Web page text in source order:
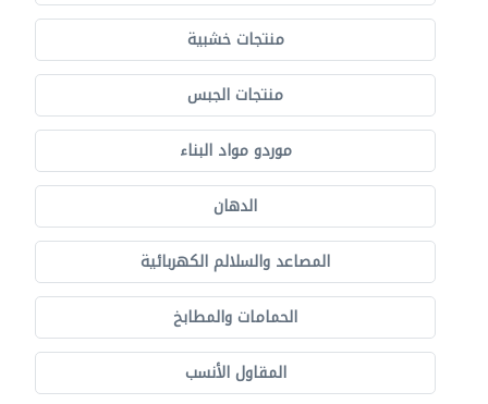
منتجات خشبية
منتجات الجبس
موردو مواد البناء
الدهان
المصاعد والسلالم الكهربائية
الحمامات والمطابخ
المقاول الأنسب